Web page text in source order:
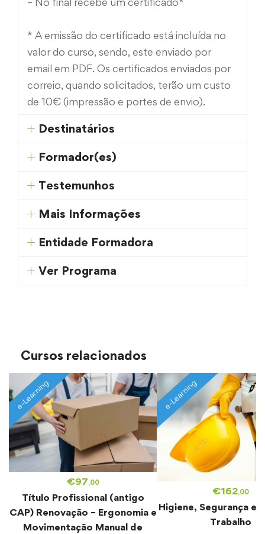
* A emissão do certificado está incluída no
valor do curso, sendo, este enviado por
email em PDF. Os certificados enviados por
correio, quando solicitados, terão um custo
de 10€ (impressão e portes de envio).
Destinatários
Formador(es)
Testemunhos
Mais Informações
Entidade Formadora
Ver Programa
Cursos relacionados
€97,00
e-Learning
Título Profissional (antigo
CAP) Renovação – Ergonomia e
Movimentação Manual de
€162,00
e-Learning
Higiene, Segurança e
Trabalho